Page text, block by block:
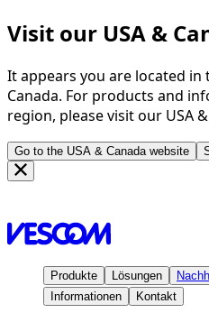
Visit our USA &
It appears you are located in
Canada. For products and
region, please visit our USA
Go to the USA & Canada website
Produkte Lösungen
Informationen
Kontakt